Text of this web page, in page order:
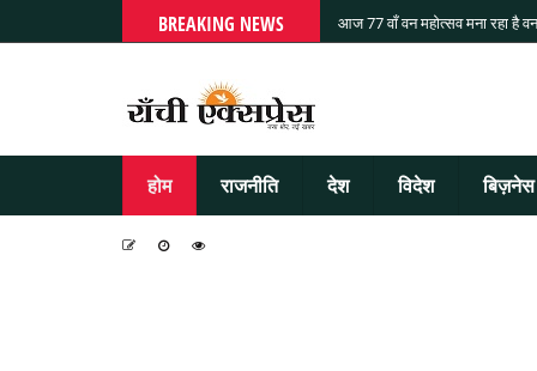
BREAKING NEWS आज 77 वाँ वन महोत्सव मना रहा है
होम राजनीति देश विदेश बिज़नेस